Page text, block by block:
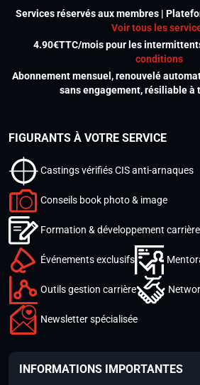
Services réservés aux membres |
Voir tous les
4.90€TTC/mois pour les
conditions
Abonnement mensuel, renouvelé
sans engagement, résiliable à
FIGURANTS À VOTRE SERVICE
Castings vérifiés CIS anti-arnaques
Conseils book photo & image
Formation & développement carrière
Événements exclusifs
Outils gestion carrière
Newsletter spécialisée
INFORMATIONS IMPORTANTES